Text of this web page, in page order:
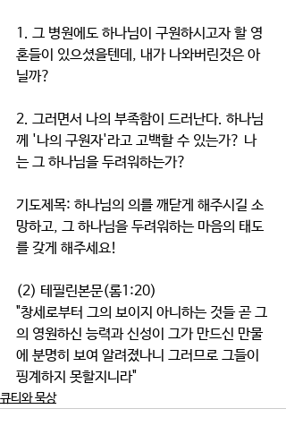
1. 그 병원에도 하나님이 구원하시고자 할 영
혼들이 있으셨을텐데, 내가 나와버린것은 아
닐까?
2. 그러면서 나의 부족함이 드러난다. 하나님
께 '나의 구원자'라고 고백할 수 있는가? 나
는 그 하나님을 두려워하는가?
기도제목: 하나님의 의를 깨닫게 해주시길 소
망하고, 그 하나님을 두려워하는 마음의 태도
를 갖게 해주세요!
(2) 테필린본문(롬1:20)
"창세로부터 그의 보이지 아니하는 것들 곧 그
의 영원하신 능력과 신성이 그가 만드신 만물
에 분명히 보여 알려졌나니 그러므로 그들이
핑계하지 못할지니라"
큐티와 묵상